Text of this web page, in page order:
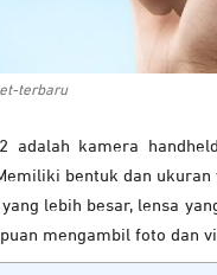
terbaru
adalah kamera
bentuk dan ukuran
lebih besar, lensa
mengambil foto dan